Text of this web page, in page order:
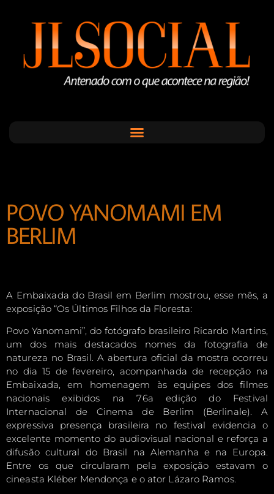
POVO YANOMAMI EM
BERLIM
A Embaixada do Brasil em Berlim mostrou, esse mês, a
exposição “Os Últimos Filhos da Floresta:
Povo Yanomami”, do fotógrafo brasileiro Ricardo Martins,
um dos mais destacados nomes da fotografia de
natureza no Brasil. A abertura oficial da mostra ocorreu
no dia 15 de fevereiro, acompanhada de recepção na
Embaixada, em homenagem às equipes dos filmes
nacionais exibidos na 76a edição do Festival
Internacional de Cinema de Berlim (Berlinale). A
expressiva presença brasileira no festival evidencia o
excelente momento do audiovisual nacional e reforça a
difusão cultural do Brasil na Alemanha e na Europa.
Entre os que circularam pela exposição estavam o
cineasta Kléber Mendonça e o ator Lázaro Ramos.